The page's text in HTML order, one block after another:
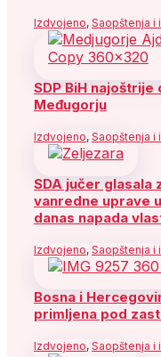
Izdvojeno, Saopštenja i
SDP BiH
Međugorju
Izdvojeno, Saopštenja i
SDA jučer glasala
vanredne uprave
danas napada
Izdvojeno, Saopštenja i
Bosna i
primljena pod
Izdvojeno, Saopštenja i